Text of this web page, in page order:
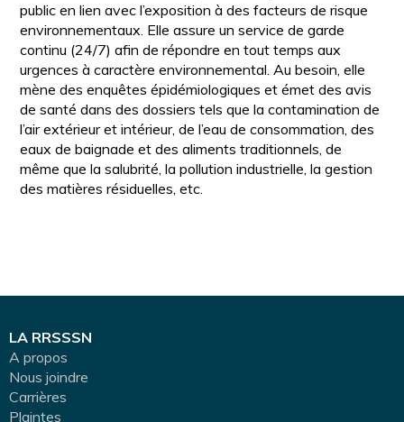
public en lien avec l’exposition à des facteurs de risque
environnementaux. Elle assure un service de garde
continu (24/7) afin de répondre en tout temps aux
urgences à caractère environnemental. Au besoin, elle
mène des enquêtes épidémiologiques et émet des avis
de santé dans des dossiers tels que la contamination de
l’air extérieur et intérieur, de l’eau de consommation, des
eaux de baignade et des aliments traditionnels, de
même que la salubrité, la pollution industrielle, la gestion
des matières résiduelles, etc.
LA RRSSSN
A propos
Nous joindre
Carrières
Plaintes